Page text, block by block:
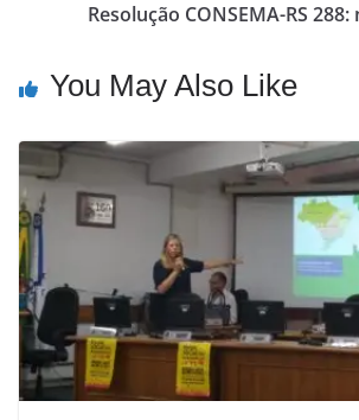
Resolução CONSEMA-RS
You May Also Like